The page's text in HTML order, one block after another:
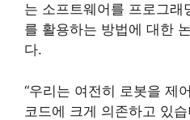
는 소프트웨어를 프로그래
를 활용하는 방법에 대한
다.
“우리는 여전히 로봇을 제
코드에 크게 의존하고 있